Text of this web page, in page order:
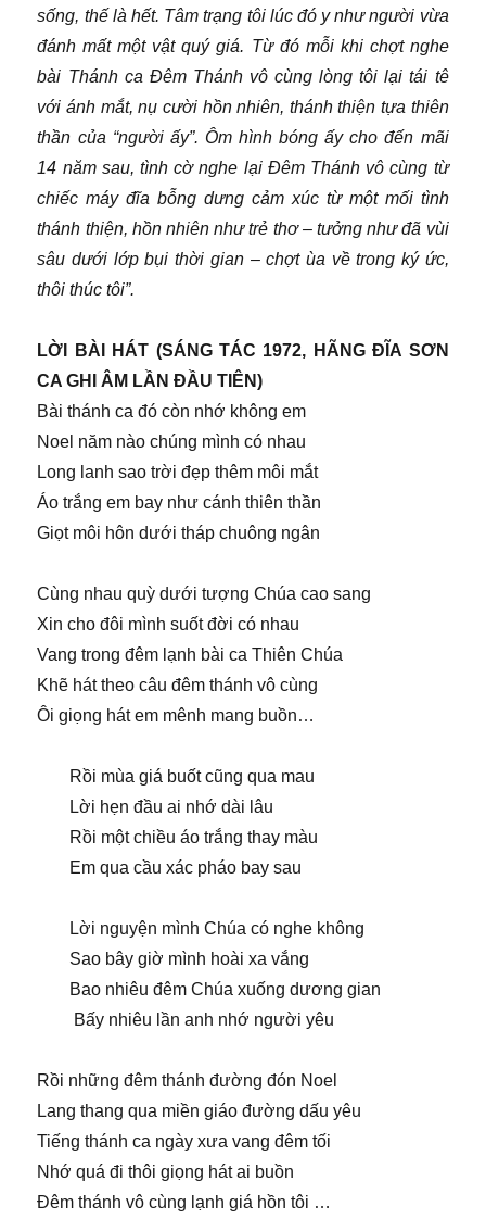
sống, thế là hết. Tâm trạng tôi lúc đó y như người vừa
đánh mất một vật quý giá. Từ đó mỗi khi chợt nghe
bài Thánh ca Đêm Thánh vô cùng lòng tôi lại tái tê
với ánh mắt, nụ cười hồn nhiên, thánh thiện tựa thiên
thần của “người ấy”. Ôm hình bóng ấy cho đến mãi
14 năm sau, tình cờ nghe lại Đêm Thánh vô cùng từ
chiếc máy đĩa bỗng dưng cảm xúc từ một mối tình
thánh thiện, hồn nhiên như trẻ thơ – tưởng như đã vùi
sâu dưới lớp bụi thời gian – chợt ùa về trong ký ức,
thôi thúc tôi”.
LỜI BÀI HÁT (SÁNG TÁC 1972, HÃNG ĐĨA SƠN
CA GHI ÂM LẦN ĐẦU TIÊN)
Bài thánh ca đó còn nhớ không em
Noel năm nào chúng mình có nhau
Long lanh sao trời đẹp thêm môi mắt
Áo trắng em bay như cánh thiên thần
Giọt môi hôn dưới tháp chuông ngân
Cùng nhau quỳ dưới tượng Chúa cao sang
Xin cho đôi mình suốt đời có nhau
Vang trong đêm lạnh bài ca Thiên Chúa
Khẽ hát theo câu đêm thánh vô cùng
Ôi giọng hát em mênh mang buồn…
Rồi mùa giá buốt cũng qua mau
Lời hẹn đầu ai nhớ dài lâu
Rồi một chiều áo trắng thay màu
Em qua cầu xác pháo bay sau
Lời nguyện mình Chúa có nghe không
Sao bây giờ mình hoài xa vắng
Bao nhiêu đêm Chúa xuống dương gian
Bấy nhiêu lần anh nhớ người yêu
Rồi những đêm thánh đường đón Noel
Lang thang qua miền giáo đường dấu yêu
Tiếng thánh ca ngày xưa vang đêm tối
Nhớ quá đi thôi giọng hát ai buồn
Đêm thánh vô cùng lạnh giá hồn tôi …